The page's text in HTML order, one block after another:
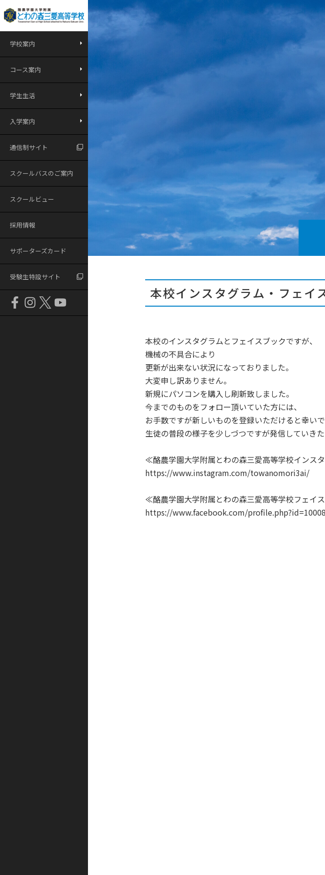
学校案内
コース案内
学生生活
入学案内
通信制サイト
スクールバスのご案内
スクールビュー
採用情報
サポーターズカード
受験生特設サイト
本校インスタグラム・フェイ
本校のインスタグラムとフェイスブックですが、
機械の不具合により
更新が出来ない状況になっておりました。
大変申し訳ありません。
新規にパソコンを購入し刷新致しました。
今までのものをフォロー頂いていた方には、
お手数ですが新しいものを登録いただけると幸いで
生徒の普段の様子を少しづつですが発信していきた
≪酪農学園大学附属とわの森三愛高等学校インス
https://www.instagram.com/towanomori3ai/
≪酪農学園大学附属とわの森三愛高等学校フェイ
https://www.facebook.com/